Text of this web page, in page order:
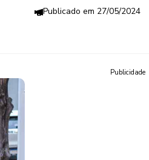
27/05/2024
Publicidade